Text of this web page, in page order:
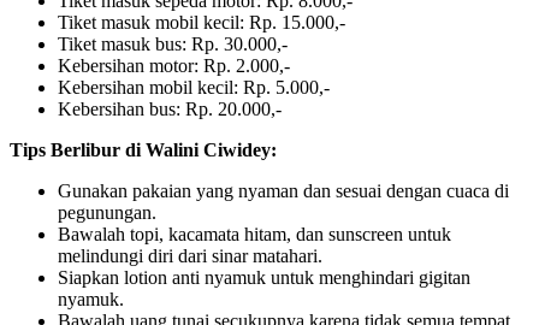
Tiket masuk mobil kecil: Rp. 15.000,-
Tiket masuk bus: Rp. 30.000,-
Kebersihan motor: Rp. 2.000,-
Kebersihan mobil kecil: Rp. 5.000,-
Kebersihan bus: Rp. 20.000,-
Tips Berlibur di Walini Ciwidey:
Gunakan pakaian yang nyaman dan sesuai dengan cuaca di
pegunungan.
Bawalah topi, kacamata hitam, dan sunscreen untuk
melindungi diri dari sinar matahari.
Siapkan lotion anti nyamuk untuk menghindari gigitan
nyamuk.
Bawalah uang tunai secukupnya karena tidak semua tempat